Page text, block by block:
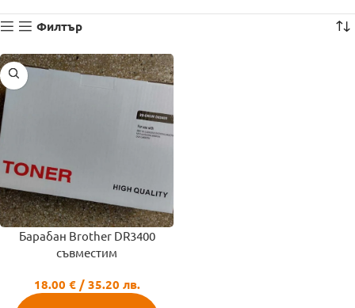
Филтър
Барабан Brother DR3400
съвместим
18.00 €/ 35.20 лв.